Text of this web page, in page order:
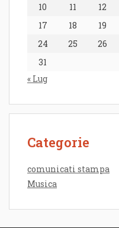
10
11 12
17
18 19
24
25 26
31
« Lug
Categorie
comunicati stampa
Musica